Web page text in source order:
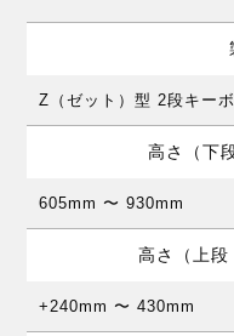
Z（ゼット）型 2段キー
高さ（下
605mm 〜 930mm
高さ（上段
+240mm 〜 430mm